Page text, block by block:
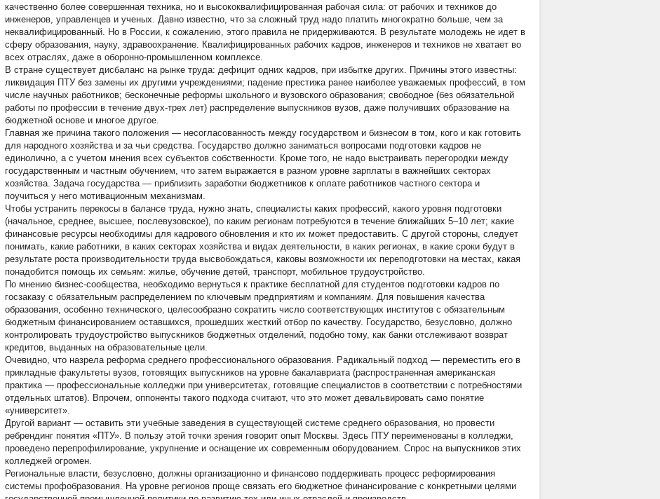
качественно более совершенная техника, но и высококвалифицированная рабочая сила: от рабочих и техников до
инженеров, управленцев и ученых. Давно известно, что за сложный труд надо платить многократно больше, чем за
неквалифицированный. Но в России, к сожалению, этого правила не придерживаются. В результате молодежь не идет в
сферу образования, науку, здравоохранение. Квалифицированных рабочих кадров, инженеров и техников не хватает во
всех отраслях, даже в оборонно-промышленном комплексе.
В стране существует дисбаланс на рынке труда: дефицит одних кадров, при избытке других. Причины этого известны:
ликвидация ПТУ без замены их другими учреждениями; падение престижа ранее наиболее уважаемых профессий, в том
числе научных работников; бесконечные реформы школьного и вузовского образования; свободное (без обязательной
работы по профессии в течение двух-трех лет) распределение выпускников вузов, даже получивших образование на
бюджетной основе и многое другое.
Главная же причина такого положения — несогласованность между государством и бизнесом в том, кого и как готовить
для народного хозяйства и за чьи средства. Государство должно заниматься вопросами подготовки кадров не
единолично, а с учетом мнения всех субъектов собственности. Кроме того, не надо выстраивать перегородки между
государственным и частным обучением, что затем выражается в разном уровне зарплаты в важнейших секторах
хозяйства. Задача государства — приблизить заработки бюджетников к оплате работников частного сектора и
поучиться у него мотивационным механизмам.
Чтобы устранить перекосы в балансе труда, нужно знать, специалисты каких профессий, какого уровня подготовки
(начальное, среднее, высшее, послевузовское), по каким регионам потребуются в течение ближайших 5–10 лет; какие
финансовые ресурсы необходимы для кадрового обновления и кто их может предоставить. С другой стороны, следует
понимать, какие работники, в каких секторах хозяйства и видах деятельности, в каких регионах, в какие сроки будут в
результате роста производительности труда высвобождаться, каковы возможности их переподготовки на местах, какая
понадобится помощь их семьям: жилье, обучение детей, транспорт, мобильное трудоустройство.
По мнению бизнес-сообщества, необходимо вернуться к практике бесплатной для студентов подготовки кадров по
госзаказу с обязательным распределением по ключевым предприятиям и компаниям. Для повышения качества
образования, особенно технического, целесообразно сократить число соответствующих институтов с обязательным
бюджетным финансированием оставшихся, прошедших жесткий отбор по качеству. Государство, безусловно, должно
контролировать трудоустройство выпускников бюджетных отделений, подобно тому, как банки отслеживают возврат
кредитов, выданных на образовательные цели.
Очевидно, что назрела реформа среднего профессионального образования. Радикальный подход — переместить его в
прикладные факультеты вузов, готовящих выпускников на уровне бакалавриата (распространенная американская
практика — профессиональные колледжи при университетах, готовящие специалистов в соответствии с потребностями
отдельных штатов). Впрочем, оппоненты такого подхода считают, что это может девальвировать само понятие
«университет».
Другой вариант — оставить эти учебные заведения в существующей системе среднего образования, но провести
ребрендинг понятия «ПТУ». В пользу этой точки зрения говорит опыт Москвы. Здесь ПТУ переименованы в колледжи,
проведено перепрофилирование, укрупнение и оснащение их современным оборудованием. Спрос на выпускников этих
колледжей огромен.
Региональные власти, безусловно, должны организационно и финансово поддерживать процесс реформирования
системы профобразования. На уровне регионов проще связать его бюджетное финансирование с конкретными целями